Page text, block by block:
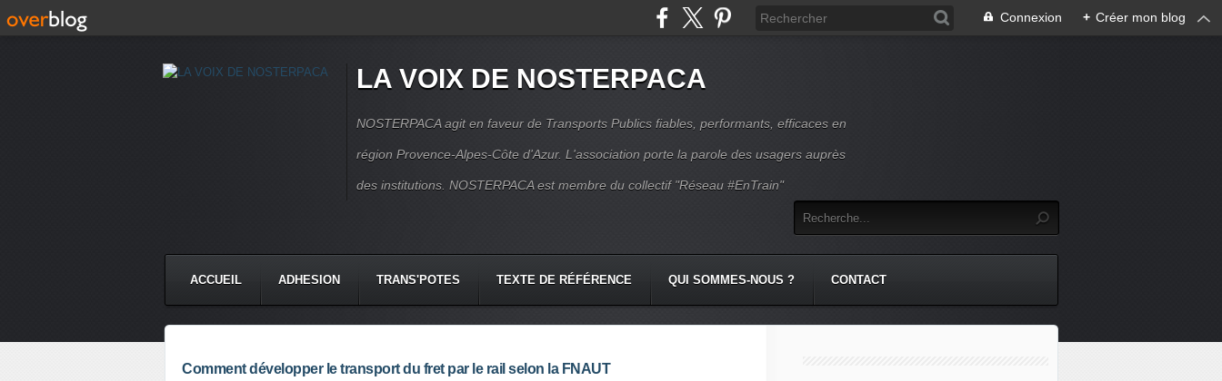
Connexion + Créer mon blog
LA VOIX DE NOSTERPACA
NOSTERPACA agit en faveur de Transports Publics fiables, performants, efficaces en
région Provence-Alpes-Côte d'Azur. L'association porte la parole des usagers auprès
des institutions. NOSTERPACA est membre du collectif "Réseau #EnTrain"
ACCUEIL ADHESION TRANS'POTES TEXTE DE RÉFÉRENCE QUI SOMMES-NOUS ? CONTACT
Comment développer le transport du fret par le rail selon la FNAUT